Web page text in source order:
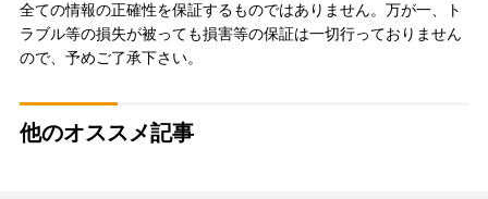
全ての情報の正確性を保証するものではありません。万が一、ト
ラブル等の損失が被っても損害等の保証は一切行っておりません
ので、予めご了承下さい。
他のオススメ記事